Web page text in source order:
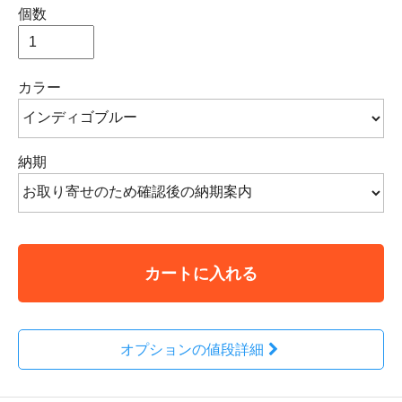
個数
カラー
納期
カートに入れる
オプションの値段詳細